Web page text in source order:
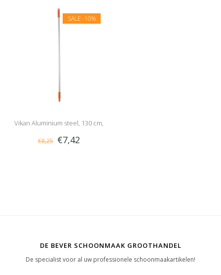
SALE -10%
Vikan Aluminium steel, 130 cm,
Oranje
€8,25 €7,42
DE BEVER SCHOONMAAK GROOTHANDEL
De specialist voor al uw professionele schoonmaakartikelen!